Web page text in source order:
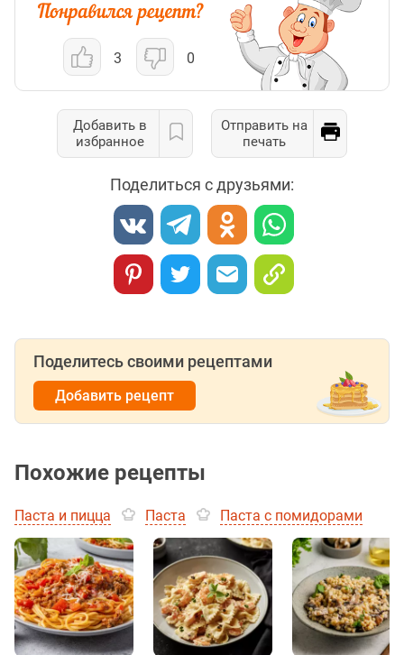
3 0
Добавить в
избранное
Отправить на
печать
Поделиться с друзьями:
Поделитесь своими рецептами
Добавить рецепт
Похожие рецепты
Паста и пицца Паста Паста с помидорами